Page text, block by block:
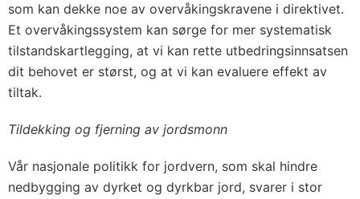
som kan dekke noe av overvåkingskravene i direktivet.
Et overvåkingssystem kan sørge for mer systematisk
tilstandskartlegging, at vi kan rette utbedringsinnsatsen
dit behovet er størst, og at vi kan evaluere effekt av
tiltak.
Tildekking og fjerning av jordsmonn
Vår nasjonale politikk for jordvern, som skal hindre
nedbygging av dyrket og dyrkbar jord, svarer i stor